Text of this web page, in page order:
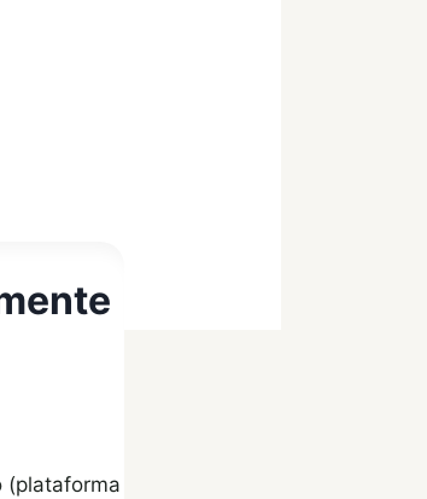
(plataforma